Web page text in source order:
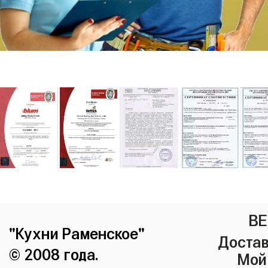
"Кухни Раменское"
© 2008 года.